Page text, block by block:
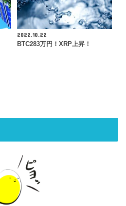
2022.10.22
BTC283万円！XRP上昇！